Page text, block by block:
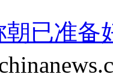
已准备